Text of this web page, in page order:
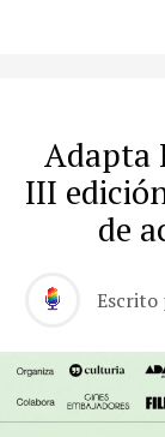
Adapta
III
de
Escrito